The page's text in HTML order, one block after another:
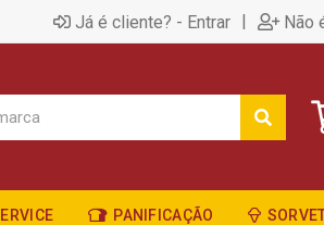
Já é cliente? - Entrar | Não
PANIFICAÇÃO